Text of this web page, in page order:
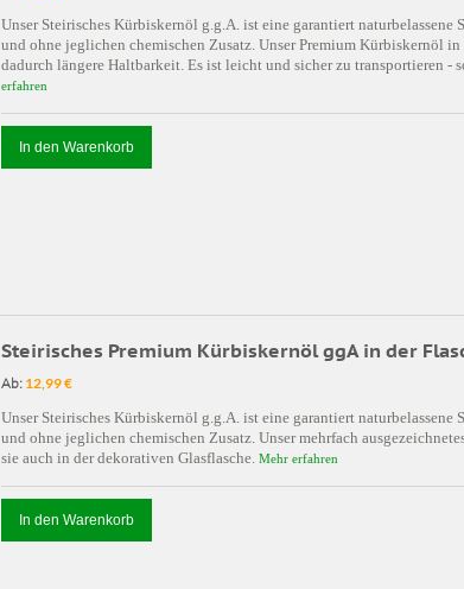
Unser Steirisches Kürbiskernöl g.g.A. ist eine garantiert
und ohne jeglichen chemischen Zusatz. Unser Premium Kürbiskernöl
dadurch längere Haltbarkeit. Es ist leicht und sicher zu transportieren -
erfahren
In den Warenkorb
Steirisches Premium Kürbiskernöl ggA in der
Ab: 12,99 €
Unser Steirisches Kürbiskernöl g.g.A. ist eine garantiert
und ohne jeglichen chemischen Zusatz. Unser mehrfach
sie auch in der dekorativen Glasflasche. Mehr erfahren
In den Warenkorb